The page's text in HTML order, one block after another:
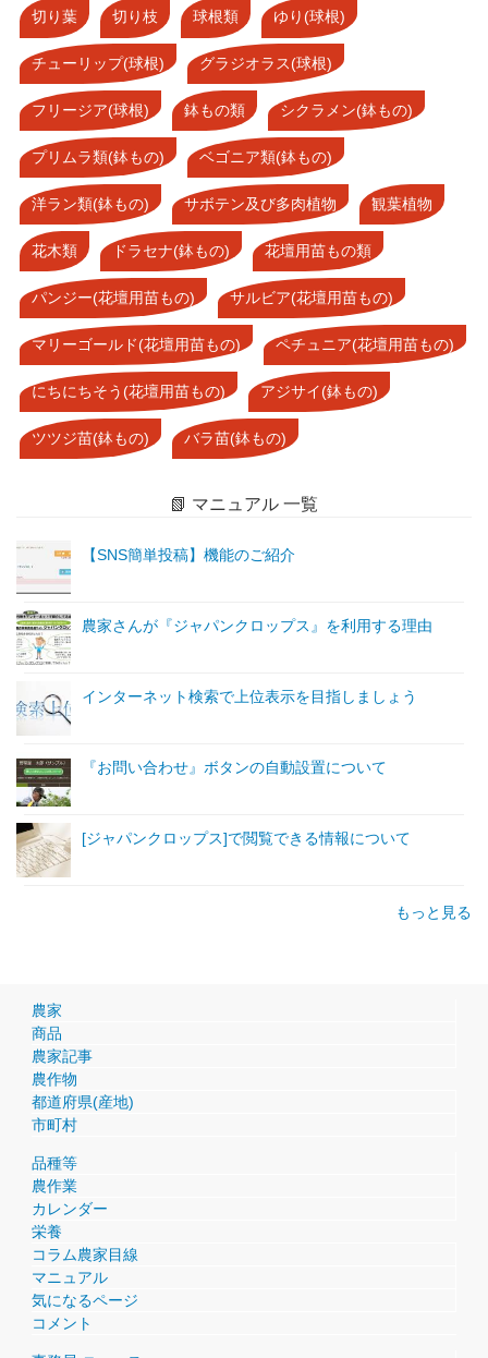
切り葉 切り枝 球根類 ゆり(球根)
チューリップ(球根) グラジオラス(球根)
フリージア(球根) 鉢もの類 シクラメン(鉢もの)
プリムラ類(鉢もの) ベゴニア類(鉢もの)
洋ラン類(鉢もの) サボテン及び多肉植物 観葉植物
花木類 ドラセナ(鉢もの) 花壇用苗もの類
パンジー(花壇用苗もの) サルビア(花壇用苗もの)
マリーゴールド(花壇用苗もの) ペチュニア(花壇用苗もの)
にちにちそう(花壇用苗もの) アジサイ(鉢もの)
ツツジ苗(鉢もの) バラ苗(鉢もの)
📗 マニュアル 一覧
【SNS簡単投稿】機能のご紹介
農家さんが『ジャパンクロップス』を利用する理由
インターネット検索で上位表示を目指しましょう
『お問い合わせ』ボタンの自動設置について
[ジャパンクロップス]で閲覧できる情報について
もっと見る
農家
商品
農家記事
農作物
都道府県(産地)
市町村
品種等
農作業
カレンダー
栄養
コラム農家目線
マニュアル
気になるページ
コメント